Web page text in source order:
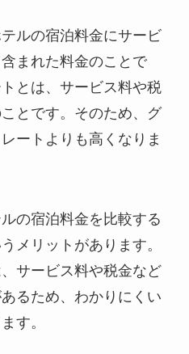
ルの宿泊料金にサービ
まれた料金のことで
とは、サービス料や税
とです。そのため、グ
ートよりも高くなりま
の宿泊料金を比較する
メリットがあります。
サービス料や税金など
るため、わかりにくい
す。